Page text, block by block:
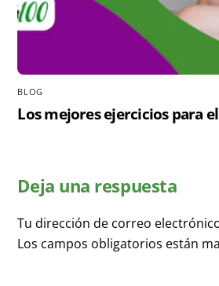
BLOG
Los mejores ejercicios para
Deja una respuesta
Tu dirección de correo
Los campos obligatorios están